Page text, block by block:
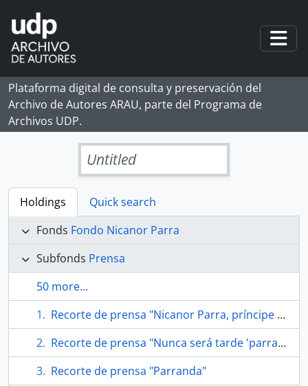
Skip to main content
Plataforma digital de consulta y preservación del
Archivo de Autores ARAU, parte del Programa de
Archivos UDP.
Untitled
Holdings
Quick search
Fonds Fondo Nicanor Parra
Subfonds Prensa
50 more...
Recorte de prensa "Nicanor Parra, príncipe y mendigo"
Recorte de prensa "Nunca será tarde 'parra' homenajear a Parra"
Recorte de prensa "Parranda"